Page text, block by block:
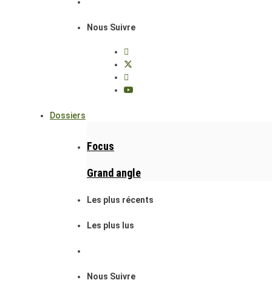
Nous Suivre
Dossiers
Focus
Grand angle
Les plus récents
Les plus lus
Nous Suivre